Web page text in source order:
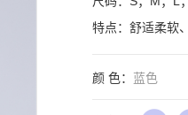
特点：舒适柔软
颜 色： 蓝色